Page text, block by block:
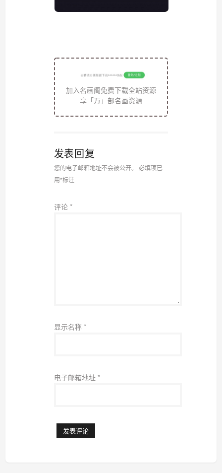
加入名画阁免费下载全站资源
享「万」部名画资源
发表回复
您的电子邮箱地址不会被公开。
必填项已
用*标注
评论 *
显示名称 *
电子邮箱地址 *